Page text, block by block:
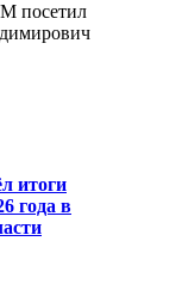
посетил
итоги
года в